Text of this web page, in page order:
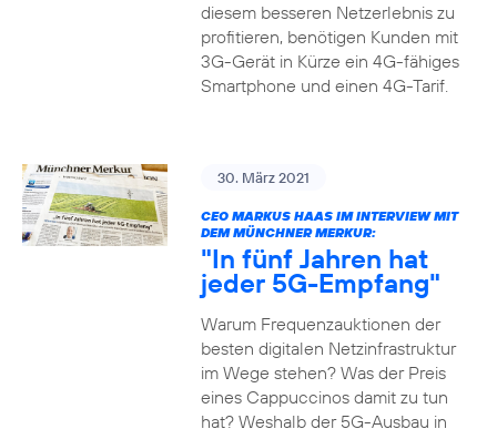
diesem besseren Netzerlebnis zu
profitieren, benötigen Kunden mit
3G-Gerät in Kürze ein 4G-fähiges
Smartphone und einen 4G-Tarif.
30. März 2021
CEO MARKUS HAAS IM INTERVIEW MIT
DEM MÜNCHNER MERKUR:
"In fünf Jahren hat
jeder 5G-Empfang"
Warum Frequenzauktionen der
besten digitalen Netzinfrastruktur
im Wege stehen? Was der Preis
eines Cappuccinos damit zu tun
hat? Weshalb der 5G-Ausbau in